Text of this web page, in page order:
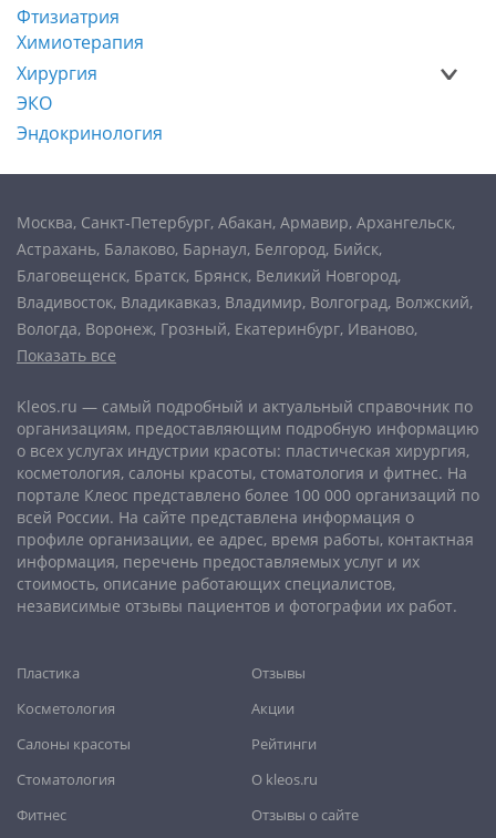
Фтизиатрия
Химиотерапия
Хирургия
ЭКО
Эндокринология
Показать все
Москва, Санкт-Петербург, Абакан, Армавир, Архангельск,
Астрахань, Балаково, Барнаул, Белгород, Бийск,
Благовещенск, Братск, Брянск, Великий Новгород,
Владивосток, Владикавказ, Владимир, Волгоград, Волжский,
Вологда, Воронеж, Грозный, Екатеринбург, Иваново,
Ижевск,Иркутск
Краснодар ,Красноярск,Курган ,Курск,Липецк,
Магнитогорск, Махачкала,Мурманск,Набережные Челны,
Нальчик,Нижневартовск ,Нижний Новгород,Нижний Тагил
Новокузнецк , Новороссийск,Новосибирск,Новочеркасск,
Норильск,Омск, Орёл, Оренбург,Орск,Пенза,Пермь
Петрозаводск,Петропавловск-Камчатский,Псков,Ростов-
на-Дону,Рыбинск,Рязань,Самара,Саранск,Саратов
Севастополь,Северодвинск,Симферополь,Смоленск
Старый Оскол Стерлитамак , Сургут
Улан-Удэ
Хабаровск,
Челябинск
Шахты
Kleos.ru — самый подробный и актуальный справочник по
организациям, предоставляющим подробную информацию
о всех услугах индустрии красоты: пластическая хирургия,
косметология, салоны красоты, стоматология и фитнес. На
портале Клеос представлено более 100 000 организаций по
всей России. На сайте представлена информация о
профиле организации, ее адрес, время работы, контактная
информация, перечень предоставляемых услуг и их
стоимость, описание работающих специалистов,
независимые отзывы пациентов и фотографии их работ.
Пластика
Косметология
Салоны красоты
Стоматология
Фитнес
Отзывы
Акции
Рейтинги
О kleos.ru
Отзывы о сайте